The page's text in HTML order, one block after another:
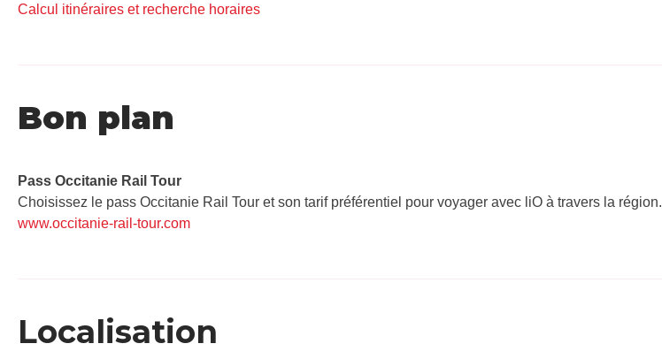
Calcul itinéraires et recherche horaires
Bon plan
Pass Occitanie Rail Tour​
Choisissez le pass Occitanie Rail Tour et son tarif préférentiel pour voyager avec liO à travers la région.
www.occitanie-rail-tour.com
Localisation